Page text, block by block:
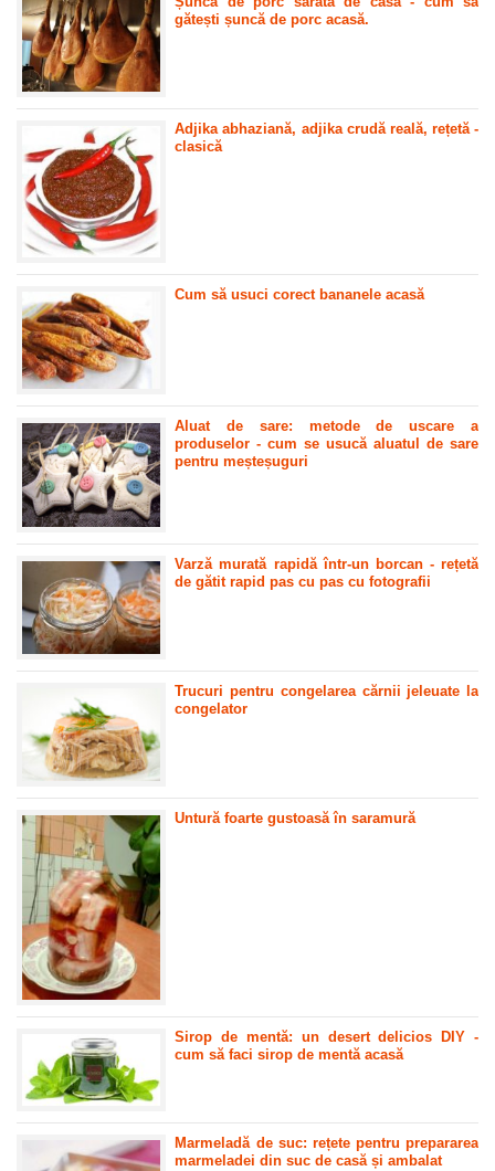
gătești șuncă de porc acasă.
Adjika abhaziană, adjika crudă reală, rețetă -
clasică
Cum să usuci corect bananele acasă
Aluat de sare: metode de uscare a
produselor - cum se usucă aluatul de sare
pentru meșteșuguri
Varză murată rapidă într-un borcan - rețetă
de gătit rapid pas cu pas cu fotografii
Trucuri pentru congelarea cărnii jeleuate la
congelator
Untură foarte gustoasă în saramură
Sirop de mentă: un desert delicios DIY -
cum să faci sirop de mentă acasă
Marmeladă de suc: rețete pentru prepararea
marmeladei din suc de casă și ambalat